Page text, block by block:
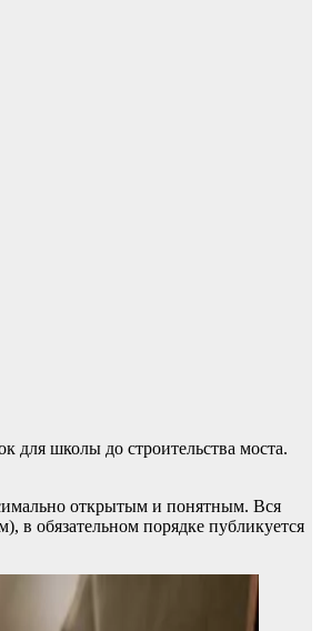
для школы до строительства моста.
открытым и понятным. Вся
обязательном порядке публикуется